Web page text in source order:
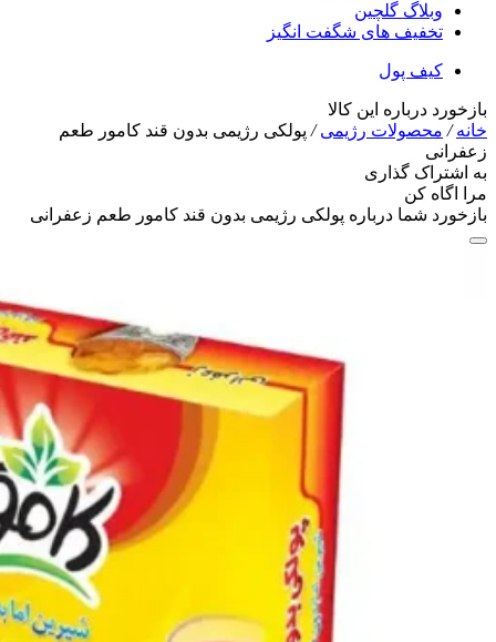
وبلاگ گلچین
تخفیف های شگفت انگیز
کیف پول
بازخورد درباره این کالا
خانه/ محصولات رژیمی/ پولکی رژیمی بدون قند کامور طعم
زعفرانی
به اشتراک گذاری
مرا اگاه کن
بازخورد شما درباره پولکی رژیمی بدون قند کامور طعم زعفرانی